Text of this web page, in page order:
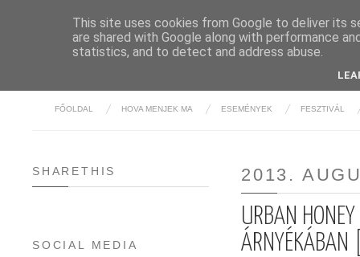
FŐOLDAL HOVA MENJEK MA ESEMÉNYEK FESZTIVÁL
2013.
URBAN
SHARETHIS
SOCIAL MEDIA
This site uses cookies from Google to deliver its
are shared with Google along with performance
statistics, and to detect and address abuse.